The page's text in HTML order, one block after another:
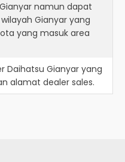
namun dapat
Gianyar yang
yang masuk area
Daihatsu Gianyar yang
alamat dealer sales.